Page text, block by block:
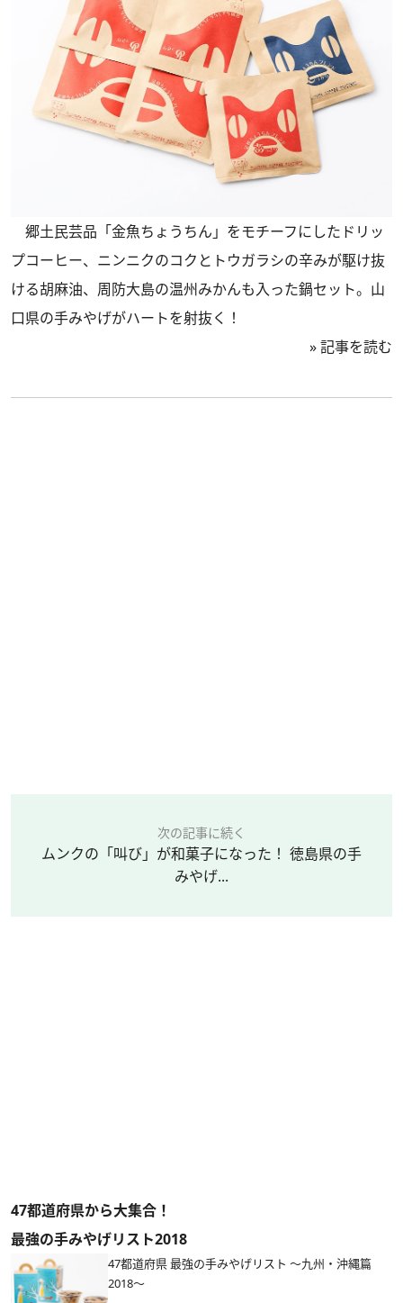
郷土民芸品「金魚ちょうちん」をモチーフにしたドリッ
プコーヒー、ニンニクのコクとトウガラシの辛みが駆け抜
ける胡麻油、周防大島の温州みかんも入った鍋セット。山
口県の手みやげがハートを射抜く！
»記事を読む
次の記事に続く
ムンクの「叫び」が和菓子になった！ 徳島県の手
みやげ...
47都道府県から大集合！
最強の手みやげリスト2018
47都道府県 最強の手みやげリスト ～九州・沖縄篇
2018～